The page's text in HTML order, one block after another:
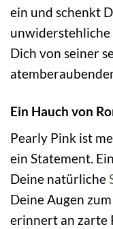
ein und schenkt
unwiderstehliche
Dich von seiner
Ein Hauch von
Pearly Pink ist
ein Statement.
Deine natürliche
Deine Augen
erinnert an zarte